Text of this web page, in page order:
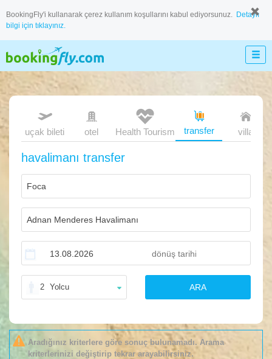
BookingFly'i kullanarak çerez kullanım koşullarını kabul ediyorsunuz. Detaylı
bilgi için tıklayınız.
uçak bileti otel transfer villa
Health Tourism
havalimanı transfer
2 Yolcu ARA
Aradığınız kriterlere göre sonuç bulunamadı. Arama
kriterlerinizi değiştirip tekrar arayabilirsiniz.